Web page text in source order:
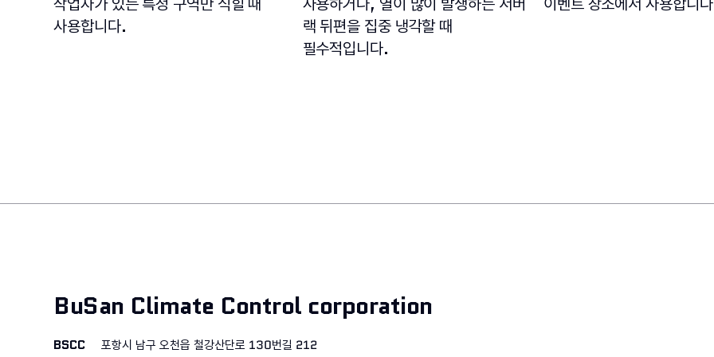
사용합니다.
랙 뒤편을 집중 냉각할 때
필수적입니다.
BuSan Climate Control corporation
BSCC 포항시 남구 오천읍 철강산단로 130번길 212